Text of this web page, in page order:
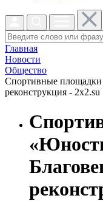
Главная
Новости
Общество
Спортивные
реконструкция - 2x2.su